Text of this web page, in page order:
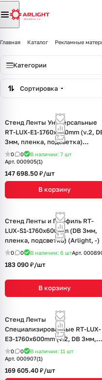
Главная Каталог Рекламные
Категории
Сортировка
Стенд Ленты Универсальные
RT-LUX-E1-1760x600mm (v.2,
3мм, пленка, подсветка)
(Arlight, -)
0 0 В наличии: 7 шт
Арт. 000905(1)
147 698.50 ₽/шт
В корзину
Стенд Ленты и Профиль RT-
LUX-S1-1760x600mm (DB 3мм,
пленка, подсветка) (Arlight, -)
0 0 В наличии: 6 штАрт.
183 090 ₽/шт
В корзину
Стенд Ленты
Специализированные RT-LUX-
E3-1760x600mm (v.2, DB 3мм,
пленка, подсветка) (Arlight, -)
0 0 В наличии: 11 шт
Арт. 000907(1)
169 605.40 ₽/шт